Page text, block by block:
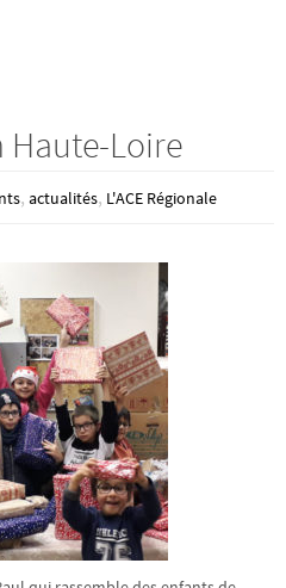
Haute-Loire
, actualités, L'ACE Régionale